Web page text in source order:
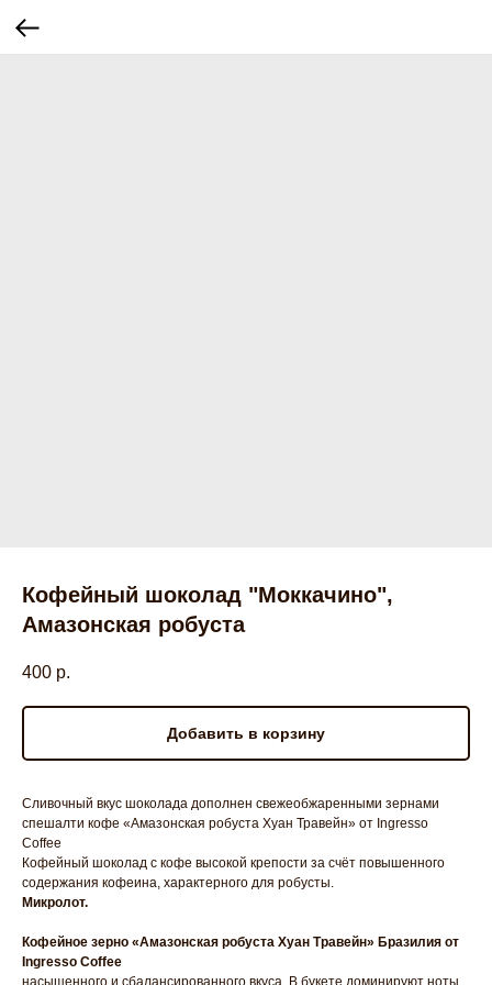
Кофейный шоколад "Моккачино",
Амазонская робуста
400 р.
Добавить в корзину
Сливочный вкус шоколада дополнен свежеобжаренными зернами
спешалти кофе «Амазонская робуста Хуан Травейн» от Ingresso
Coffee
Кофейный шоколад с кофе высокой крепости за счёт повышенного
содержания кофеина, характерного для робусты.
Микролот.
Кофейное зерно «Амазонская робуста Хуан Травейн» Бразилия от
Ingresso Coffee